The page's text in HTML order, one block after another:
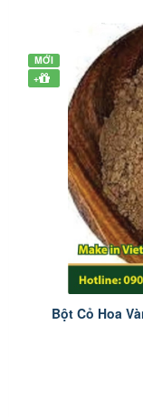
MỚI
+
Bột Cỏ Hoa